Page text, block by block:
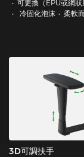
可更換（EPU或網狀
冷固化泡沫
柔軟
3D可調扶手